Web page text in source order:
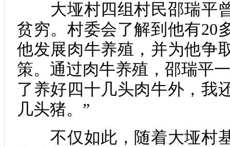
大垭村四组村民邵瑞平
贫穷。村委会了解到他有20
他发展肉牛养殖，并为他争
策。通过肉牛养殖，邵瑞平
了养好四十几头肉牛外，我
几头猪。”
不仅如此，随着大垭村